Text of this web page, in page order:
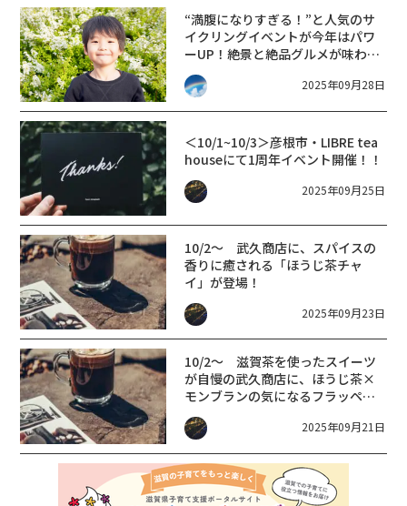
“満腹になりすぎる！”と人気のサ
イクリングイベントが今年はパワ
ーUP！絶景と絶品グルメが味わえ
ます。【びわこ・おうみグルメラ
イド】
2025年09月28日
＜10/1~10/3＞彦根市・LIBRE tea
houseにて1周年イベント開催！！
2025年09月25日
10/2～ 武久商店に、スパイスの
香りに癒される「ほうじ茶チャ
イ」が登場！
2025年09月23日
10/2～ 滋賀茶を使ったスイーツ
が自慢の武久商店に、ほうじ茶×
モンブランの気になるフラッペが
登場！
2025年09月21日